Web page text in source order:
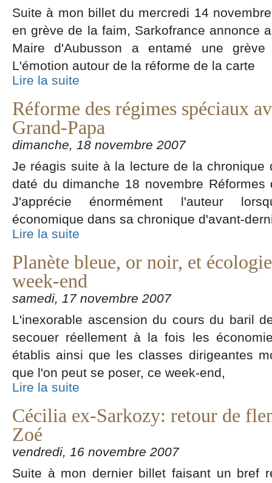
Suite à mon billet du mercredi 14
en grève de la faim, Sarkofrance annonce
Maire d'Aubusson a entamé une
L'émotion autour de la réforme de la carte
Lire la suite
Réforme des régimes spéciaux
Grand-Papa
dimanche, 18 novembre 2007
Je réagis suite à la lecture de la chronique
daté du dimanche 18 novembre
J'apprécie énormément l'auteur
économique dans sa chronique d'avant-
Lire la suite
Planète bleue, or noir, et
week-end
samedi, 17 novembre 2007
L'inexorable ascension du cours du baril
secouer réellement à la fois les
établis ainsi que les classes dirigeantes
que l'on peut se poser, ce week-end,
Lire la suite
Cécilia ex-Sarkozy: retour de
Zoé
vendredi, 16 novembre 2007
Suite à mon dernier billet faisant un bref